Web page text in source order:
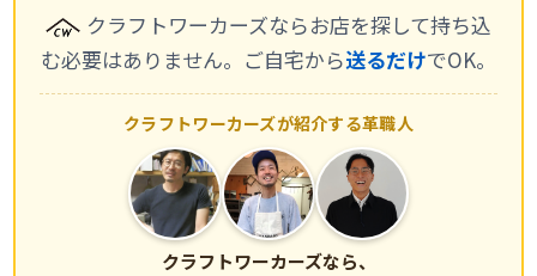
クラフトワーカーズならお店を探して持ち込
む必要はありません。ご自宅から送るだけでOK。
クラフトワーカーズが紹介する革職人
クラフトワーカーズなら、